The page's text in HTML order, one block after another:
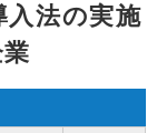
入法の実施